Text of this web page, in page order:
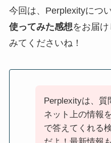
今回は、Perplexityにつ
使ってみた感想をお届
みてくださいね！
Perplexityは、質
ネット上の情報
で答えてくれる